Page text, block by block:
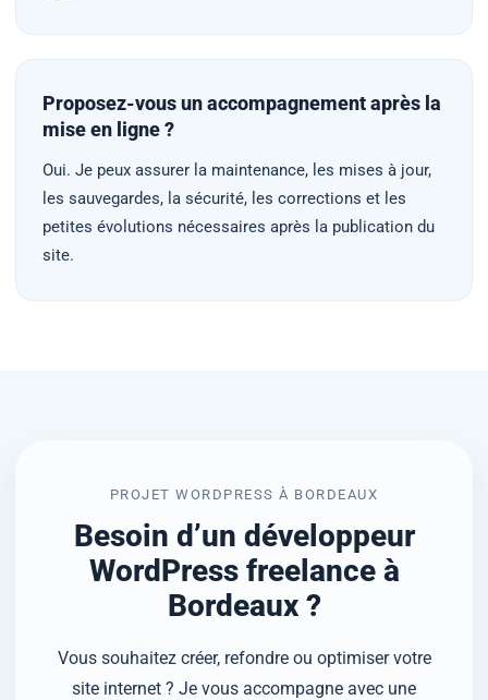
Proposez-vous un accompagnement après la
mise en ligne ?
Oui. Je peux assurer la maintenance, les mises à jour,
les sauvegardes, la sécurité, les corrections et les
petites évolutions nécessaires après la publication du
site.
PROJET WORDPRESS À BORDEAUX
Besoin d’un développeur
WordPress freelance à
Bordeaux ?
Vous souhaitez créer, refondre ou optimiser votre
site internet ? Je vous accompagne avec une